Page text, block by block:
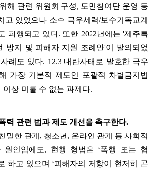
해 관련 위원회 구성, 도민참여단 운영 등
고 있었으나 소수 극우세력/보수기독교계
파행되고 있다. 또한 2022년에는'제주특
방지 및 피해자 지원 조례안'이 발의되었
례도 있다. 12.3 내란사태로 발호한 극우
가장 기본적 제도인 포괄적 차별금지법
이상 미룰 수 없는 과제다.
력 관련 법과 제도 개선을 촉구한다.
밀한 관계 , 청소년 , 온라인 관계 등 사회적
원인임에도, 현행 형법은 ‘폭행 또는 협
하고 있으며 ‘피해자의 저항이 현저히 곤